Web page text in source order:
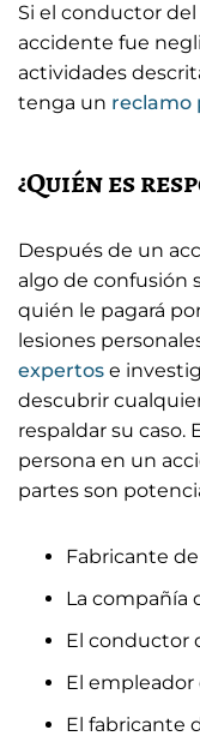
Si el conductor
accidente fue
actividades
tenga un reclamo
¿Quién es
Después de un
algo de confusión
quién le pagará
lesiones
expertos e
descubrir
respaldar su caso.
persona en un
partes son
Fabricante
La compañía
El conductor
El
El fabricante